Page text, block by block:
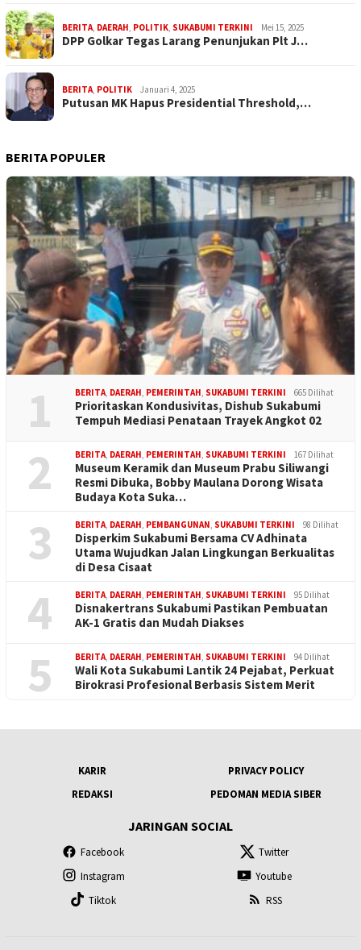
BERITA, DAERAH, POLITIK, SUKABUMI TERKINI Mei 15, 2025
DPP Golkar Tegas Larang Penunjukan Plt J…
BERITA, POLITIK Januari 4, 2025
Putusan MK Hapus Presidential Threshold,…
BERITA POPULER
1 BERITA, DAERAH, PEMERINTAH, SUKABUMI TERKINI 665 Dilihat
Prioritaskan Kondusivitas, Dishub Sukabumi
Tempuh Mediasi Penataan Trayek Angkot 02
2 BERITA, DAERAH, PEMERINTAH, SUKABUMI TERKINI 167 Dilihat
Museum Keramik dan Museum Prabu Siliwangi
Resmi Dibuka, Bobby Maulana Dorong Wisata
Budaya Kota Suka…
3 BERITA, DAERAH, PEMBANGUNAN, SUKABUMI TERKINI 98 Dilihat
Disperkim Sukabumi Bersama CV Adhinata
Utama Wujudkan Jalan Lingkungan Berkualitas
di Desa Cisaat
4 BERITA, DAERAH, PEMERINTAH, SUKABUMI TERKINI 95 Dilihat
Disnakertrans Sukabumi Pastikan Pembuatan
AK-1 Gratis dan Mudah Diakses
5 BERITA, DAERAH, PEMERINTAH, SUKABUMI TERKINI 94 Dilihat
Wali Kota Sukabumi Lantik 24 Pejabat, Perkuat
Birokrasi Profesional Berbasis Sistem Merit
KARIR
PRIVACY POLICY
REDAKSI
PEDOMAN MEDIA SIBER
JARINGAN SOCIAL
Facebook
Twitter
Instagram
Youtube
Tiktok
RSS